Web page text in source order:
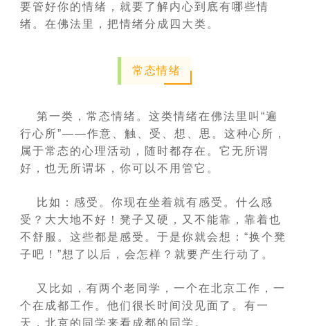
要管好你的情绪，就要了解内心到底有哪些情
绪。在佛法里，把情绪分成四大类。
常态情绪
第一类，常态情绪。这类情绪在佛法里叫“遍
行心所”——作意、触、受、想、思。这种心所，
属于常态的心理活动，随时都存在。它无所谓
好，也无所谓坏，你可以不用管它。
比如：感受。你现在坐着就有感受。什么感
受？大大地不好！凳子又硬，又不能靠，靠着也
不舒服。这些都是感受。于是你就会想：“换个凳
子吧！”想了以后，会怎样？就要产生行动了。
又比如，有两个老同学，一个在北京工作，一
个在成都工作。他们很长时间没见面了。有一
天，北京的同学来看成都的同学。